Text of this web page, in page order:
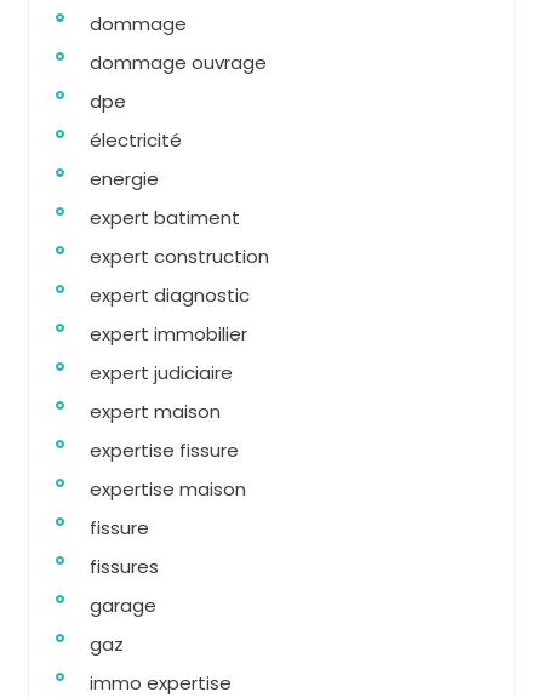
dommage
dommage ouvrage
dpe
électricité
energie
expert batiment
expert construction
expert diagnostic
expert immobilier
expert judiciaire
expert maison
expertise fissure
expertise maison
fissure
fissures
garage
gaz
immo expertise